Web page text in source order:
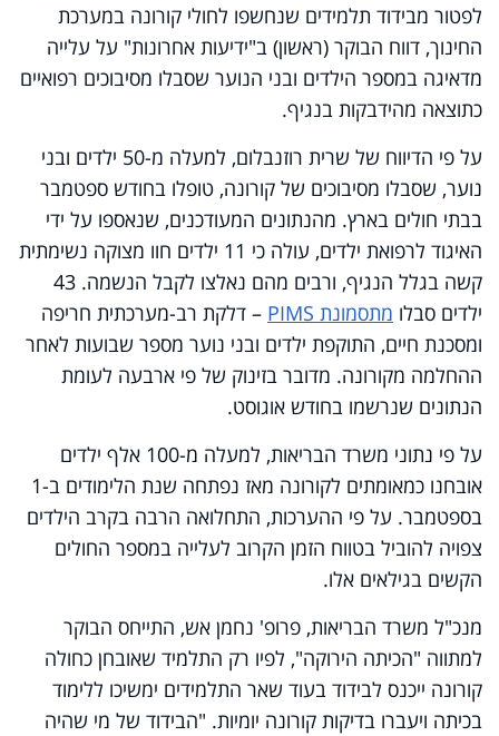
לפטור מבידוד תלמידים שנחשפו לחולי קורונה במערכת
החינוך, דווח הבוקר (ראשון) ב"ידיעות אחרונות" על עלייה
מדאיגה במספר הילדים ובני הנוער שסבלו מסיבוכים רפואיים
כתוצאה מהידבקות בנגיף.
על פי הדיווח של שרית רוזנבלום, למעלה מ-50 ילדים ובני
נוער, שסבלו מסיבוכים של קורונה, טופלו בחודש ספטמבר
בבתי חולים בארץ. מהנתונים המעודכנים, שנאספו על ידי
האיגוד לרפואת ילדים, עולה כי 11 ילדים חוו מצוקה נשימתית
קשה בגלל הנגיף, ורבים מהם נאלצו לקבל הנשמה. 43
ילדים סבלו מתסמונת PIMS – דלקת רב-מערכתית חריפה
ומסכנת חיים, התוקפת ילדים ובני נוער מספר שבועות לאחר
ההחלמה מקורונה. מדובר בזינוק של פי ארבעה לעומת
הנתונים שנרשמו בחודש אוגוסט.
על פי נתוני משרד הבריאות, למעלה מ-100 אלף ילדים
אובחנו כמאומתים לקורונה מאז נפתחה שנת הלימודים ב-1
בספטמבר. על פי ההערכות, התחלואה הרבה בקרב הילדים
צפויה להוביל בטווח הזמן הקרוב לעלייה במספר החולים
הקשים בגילאים אלו.
מנכ"ל משרד הבריאות, פרופ' נחמן אש, התייחס הבוקר
למתווה "הכיתה הירוקה", לפיו רק התלמיד שאובחן כחולה
קורונה ייכנס לבידוד בעוד שאר התלמידים ימשיכו ללימוד
בכיתה ויעברו בדיקות קורונה יומיות. "הבידוד של מי שהיה